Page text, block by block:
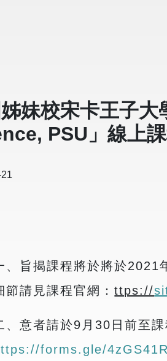
妹校宋卡王子
PSU」線上
、旨揭課程將於將於2021
節請見課程官網：ttps://
、意者請於9月30日前至
forms.gle/